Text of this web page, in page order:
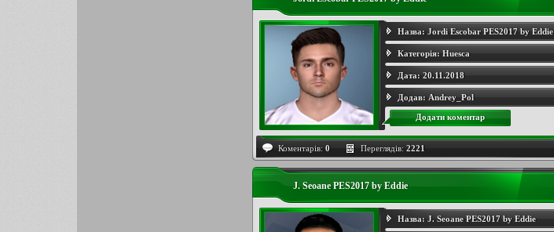
Назва: Jordi Escobar PES2017 by Eddie
Категорія: Huesca
Дата: 20.11.2018
Додав: Andrey_Pol
Додати коментар
Коментарів: 0 Переглядів: 2221
J. Seoane PES2017 by Eddie
Назва: J. Seoane PES2017 by Eddie